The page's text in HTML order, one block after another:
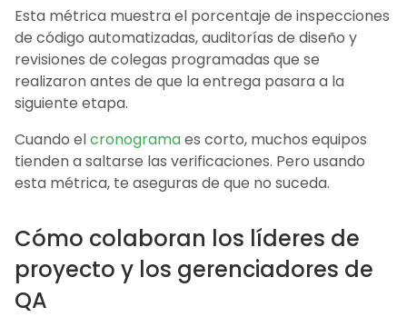
Esta métrica muestra el porcentaje de inspecciones
de código automatizadas, auditorías de diseño y
revisiones de colegas programadas que se
realizaron antes de que la entrega pasara a la
siguiente etapa.
Cuando elcronogramaes corto, muchos equipos
tienden a saltarse las verificaciones. Pero usando
esta métrica, te aseguras de que no suceda.
Cómo colaboran los líderes de
proyecto y los gerenciadores de
QA